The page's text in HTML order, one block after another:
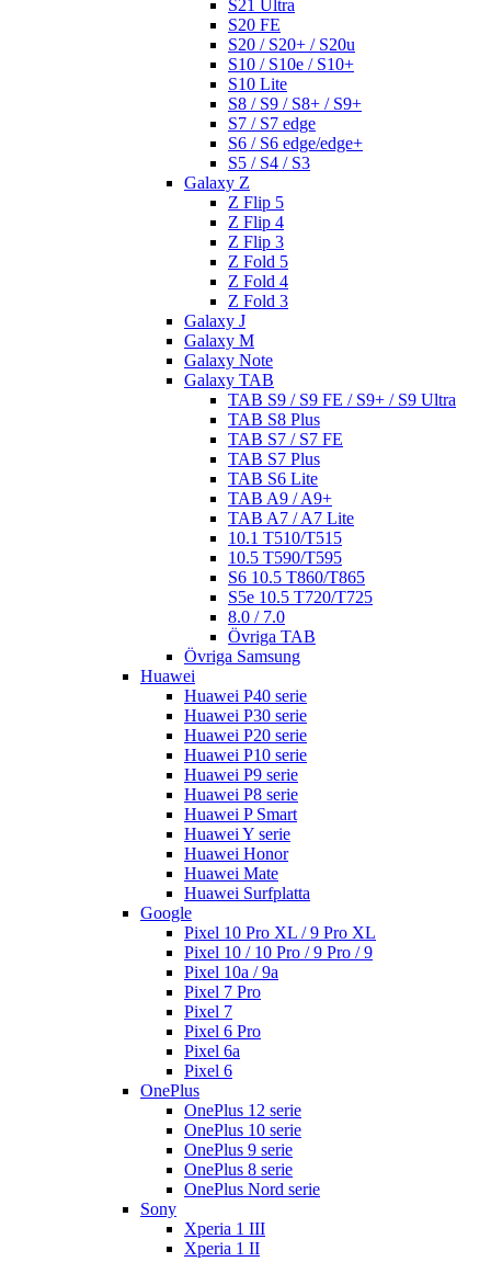
S21 Ultra
S20 FE
S20 / S20+ / S20u
S10 / S10e / S10+
S10 Lite
S8 / S9 / S8+ / S9+
S7 / S7 edge
S6 / S6 edge/edge+
S5 / S4 / S3
Galaxy Z
Z Flip 5
Z Flip 4
Z Flip 3
Z Fold 5
Z Fold 4
Z Fold 3
Galaxy J
Galaxy M
Galaxy Note
Galaxy TAB
TAB S9 / S9 FE / S9+ / S9 Ultra
TAB S8 Plus
TAB S7 / S7 FE
TAB S7 Plus
TAB S6 Lite
TAB A9 / A9+
TAB A7 / A7 Lite
10.1 T510/T515
10.5 T590/T595
S6 10.5 T860/T865
S5e 10.5 T720/T725
8.0 / 7.0
Övriga TAB
Övriga Samsung
Huawei
Huawei P40 serie
Huawei P30 serie
Huawei P20 serie
Huawei P10 serie
Huawei P9 serie
Huawei P8 serie
Huawei P Smart
Huawei Y serie
Huawei Honor
Huawei Mate
Huawei Surfplatta
Google
Pixel 10 Pro XL / 9 Pro XL
Pixel 10 / 10 Pro / 9 Pro / 9
Pixel 10a / 9a
Pixel 7 Pro
Pixel 7
Pixel 6 Pro
Pixel 6a
Pixel 6
OnePlus
OnePlus 12 serie
OnePlus 10 serie
OnePlus 9 serie
OnePlus 8 serie
OnePlus Nord serie
Sony
Xperia 1 III
Xperia 1 II